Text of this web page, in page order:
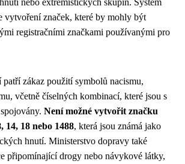
nebo extremistických skupin. Systém
vytvoření značek, které by mohly být
registračními značkami používanými pro
zákaz použití symbolů nacismu,
včetně číselných kombinací, které jsou s
Není možné vytvořit značku
14, 18 nebo 1488, která jsou známá jako
hnutí. Ministerstvo dopravy také
připomínající drogy nebo návykové látky,